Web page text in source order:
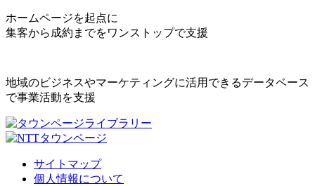
ホームページを起点に
集客から成約までをワンストップで支援
地域のビジネスやマーケティングに活用できるデータベース
で事業活動を支援
サイトマップ
個人情報について